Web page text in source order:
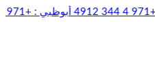
دبي : +971 4 344 4912